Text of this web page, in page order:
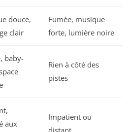
douce,
clair
Fumée, musique
forte, lumière noire
baby-
Rien à côté des
pistes
aux
Impatient ou
distant